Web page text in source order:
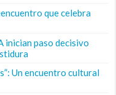
que celebra
inician paso decisivo
Un encuentro cultural